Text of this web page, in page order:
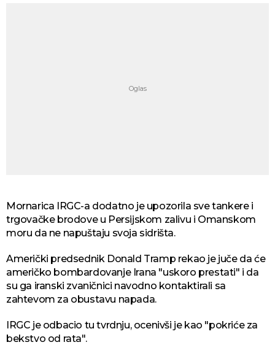
Mornarica IRGC-a dodatno je upozorila sve tankere i
trgovačke brodove u Persijskom zalivu i Omanskom
moru da ne napuštaju svoja sidrišta.
Američki predsednik Donald Tramp rekao je juče da će
američko bombardovanje Irana "uskoro prestati" i da
su ga iranski zvaničnici navodno kontaktirali sa
zahtevom za obustavu napada.
IRGC je odbacio tu tvrdnju, ocenivši je kao "pokriće za
bekstvo od rata".